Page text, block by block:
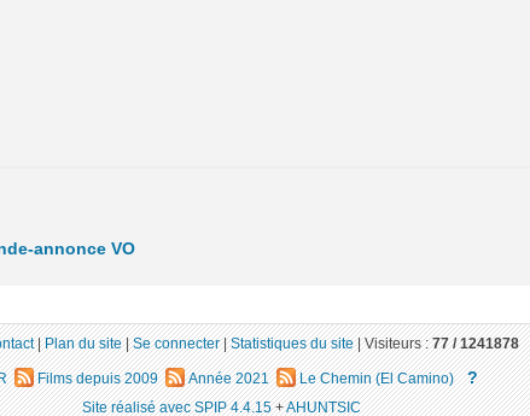
annonce VO
|Plan du site|Se connecter|Statistiques du site|Visiteurs :77 / 1241878
Films depuis 2009 Année 2021 Le Chemin (El Camino) ?
Site réalisé avec SPIP 4.4.15+AHUNTSIC